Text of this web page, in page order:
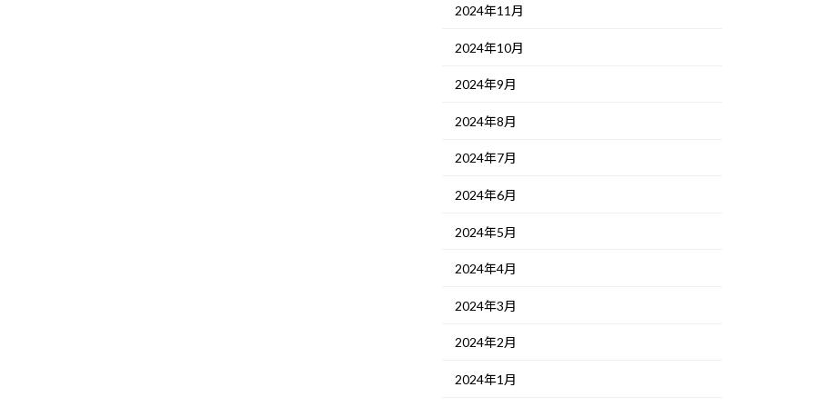
2024年11月
2024年10月
2024年9月
2024年8月
2024年7月
2024年6月
2024年5月
2024年4月
2024年3月
2024年2月
2024年1月